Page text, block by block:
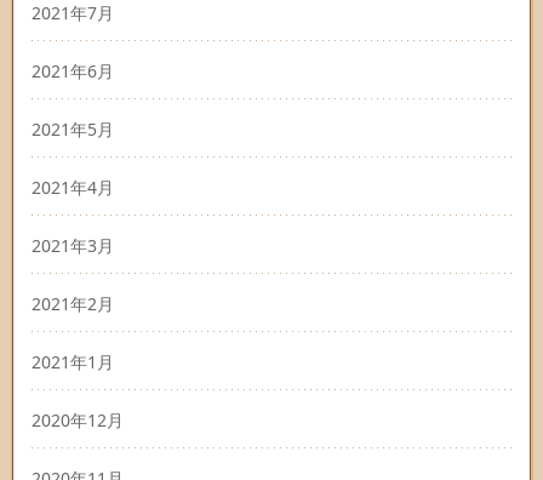
2021年7月
2021年6月
2021年5月
2021年4月
2021年3月
2021年2月
2021年1月
2020年12月